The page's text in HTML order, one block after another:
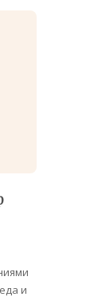
и